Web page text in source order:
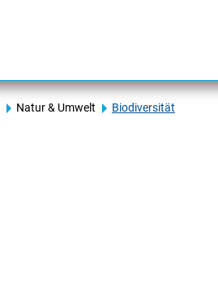
Natur & Umwelt Biodiversität